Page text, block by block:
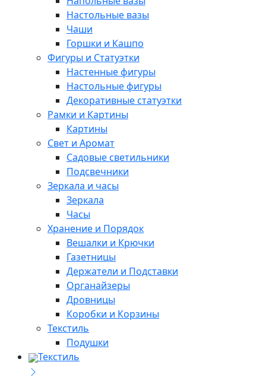
Настольные вазы
Чаши
Горшки и Кашпо
Фигуры и Статуэтки
Настенные фигуры
Настольные фигуры
Декоративные статуэтки
Рамки и Картины
Картины
Свет и Аромат
Садовые светильники
Подсвечники
Зеркала и часы
Зеркала
Часы
Хранение и Порядок
Вешалки и Крючки
Газетницы
Держатели и Подставки
Органайзеры
Дровницы
Коробки и Корзины
Текстиль
Подушки
Текстиль